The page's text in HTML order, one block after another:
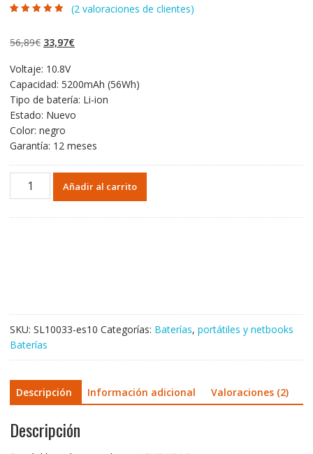
valoraciones
(2valoraciones de clientes)
56,89€ El
original
era:
56,89€.
33,97€El
es:
33,97€.
Voltaje: 10.8V
Capacidad: 5200mAh (56Wh)
Tipo de batería: Li-ion
Estado: Nuevo
Color: negro
Garantía: 12 meses
Portátil
batería
Añadir al carrito
SKU: SL10033-es10 Categorías: Baterías, portátiles y netbooks
Baterías
Descripción Información adicional Valoraciones (2)
Descripción